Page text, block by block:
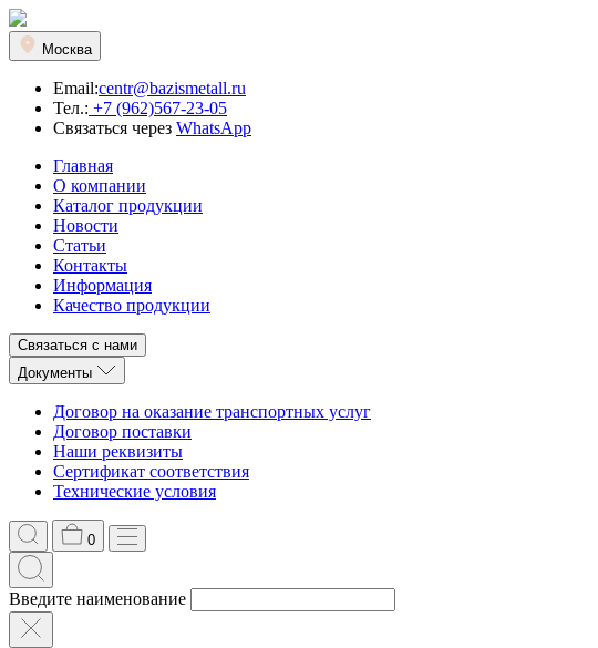
Москва
Email:centr@bazismetall.ru
Тел.: +7 (962)567-23-05
Связаться через WhatsApp
Главная
О компании
Каталог продукции
Новости
Статьи
Контакты
Информация
Качество продукции
Связаться с нами
Документы
Договор на оказание транспортных услуг
Договор поставки
Наши реквизиты
Сертификат соответствия
Технические условия
0
Введите наименование